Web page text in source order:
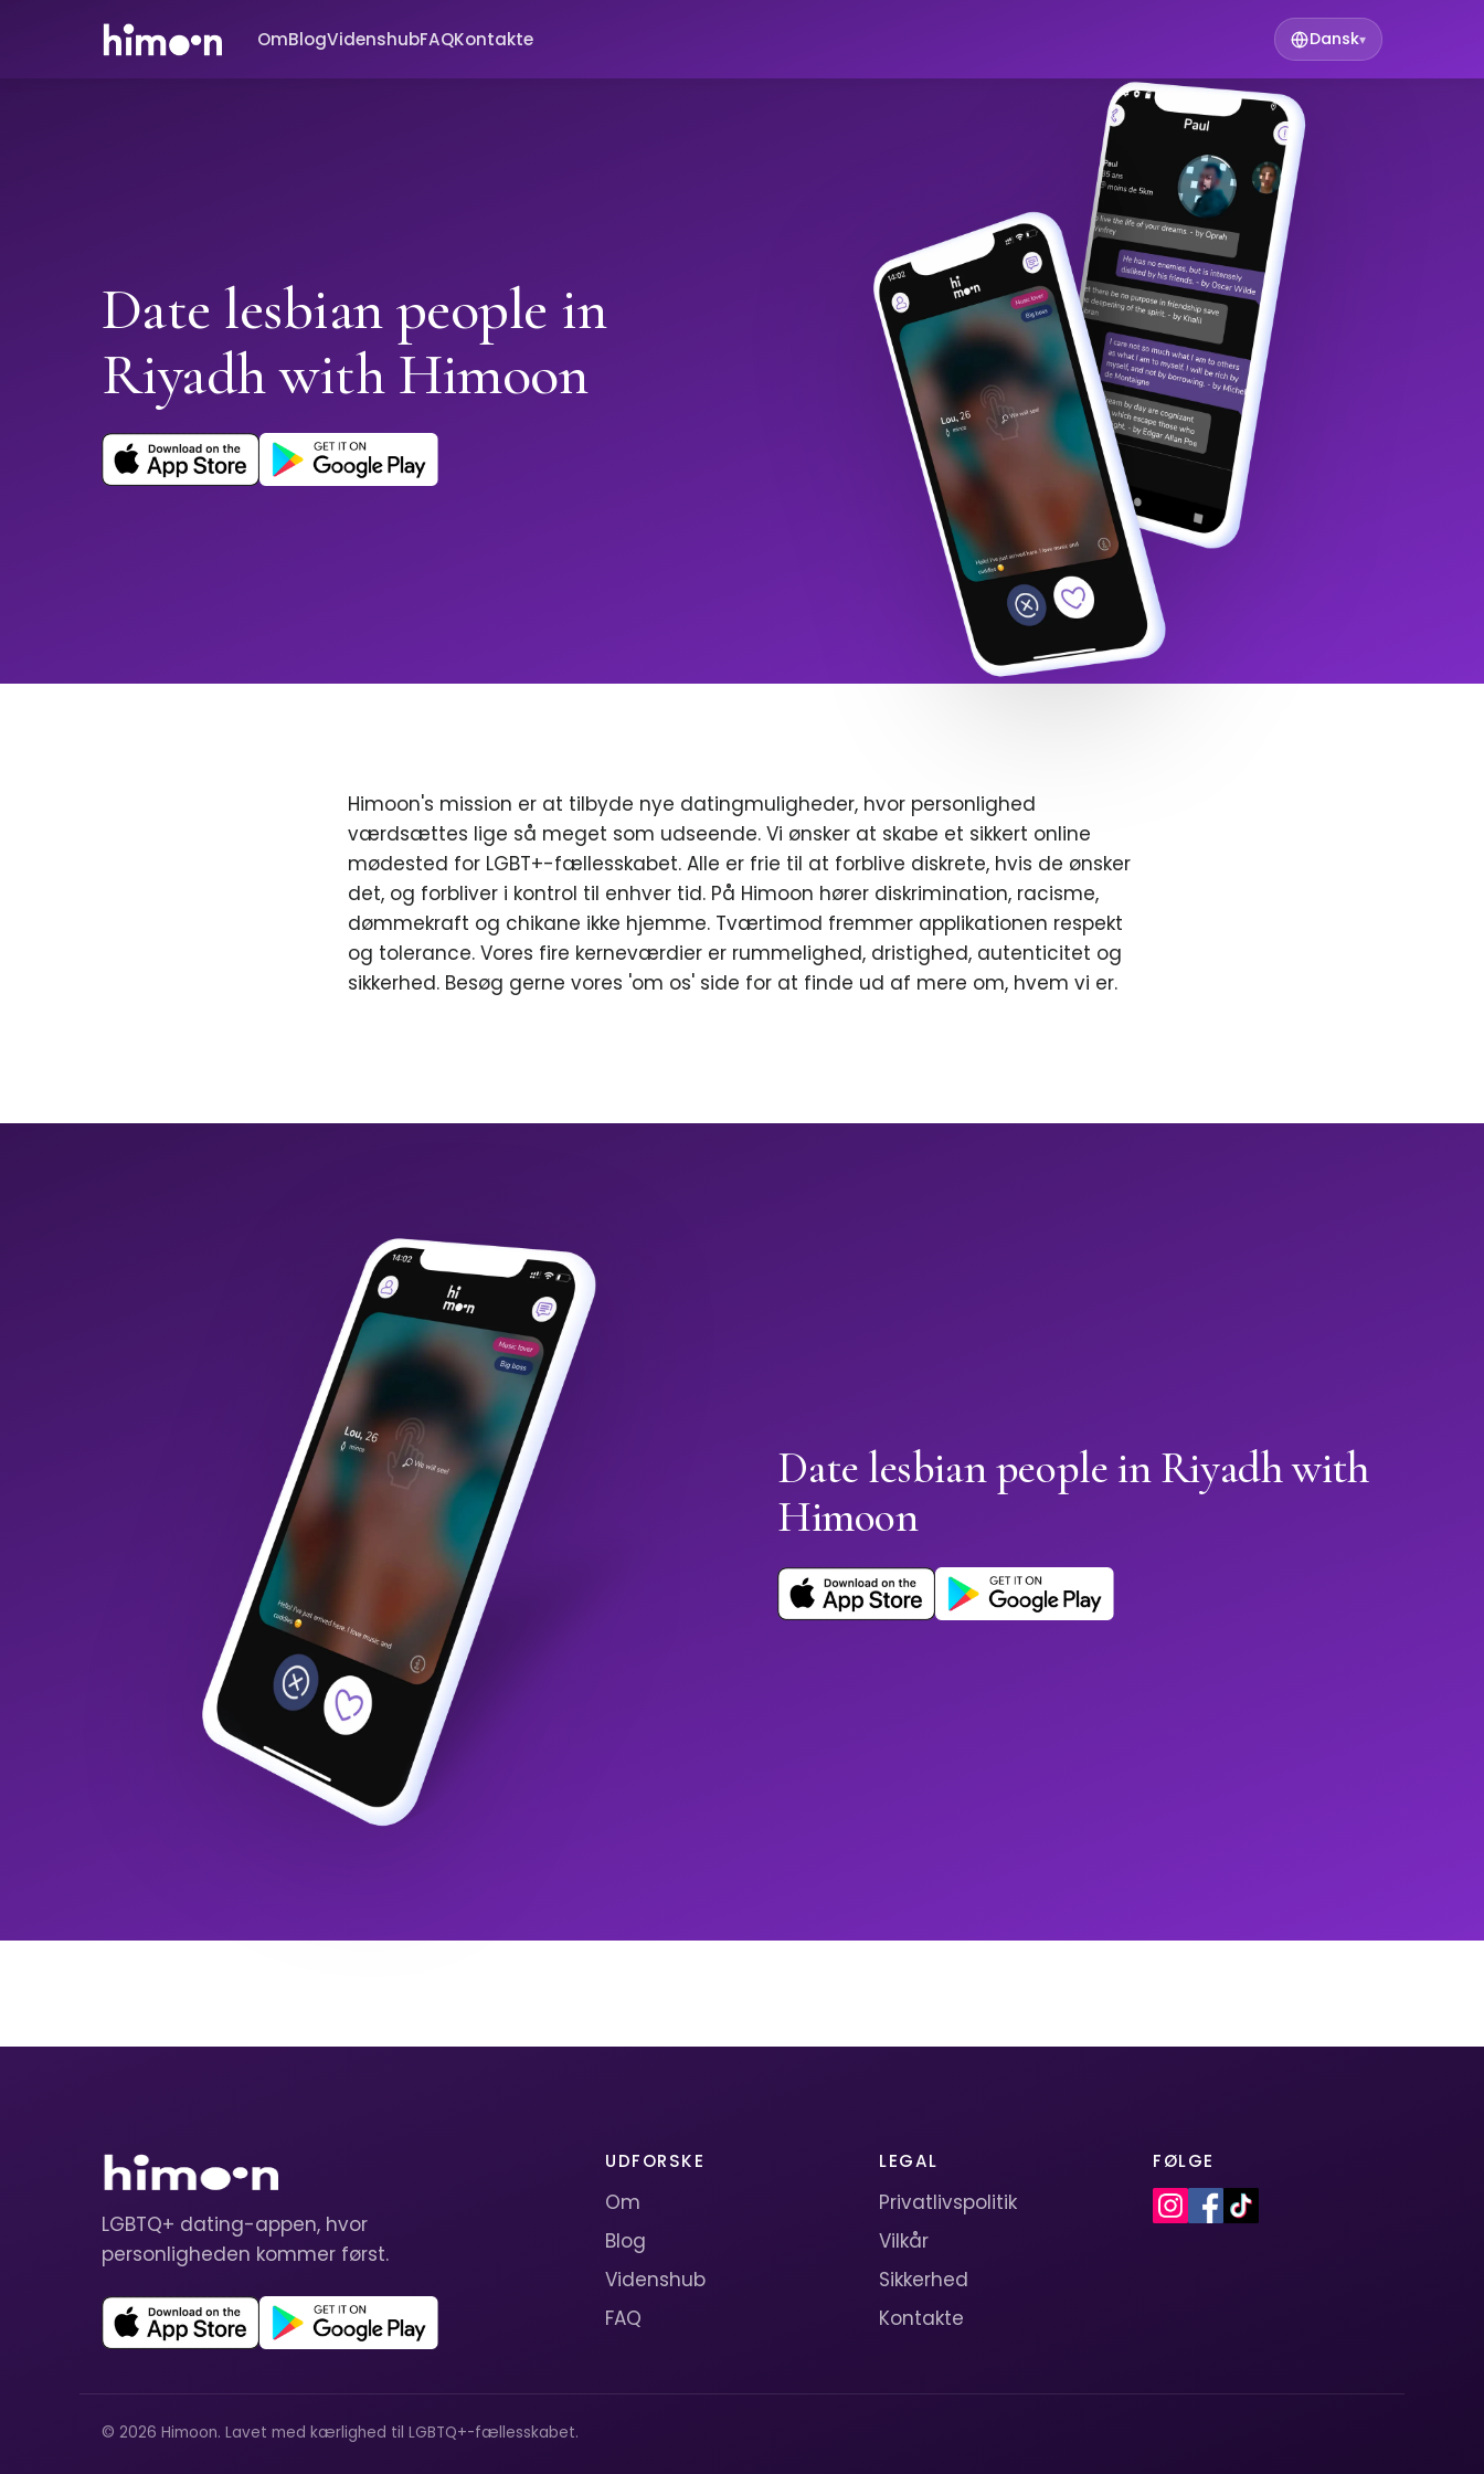
OmBlogVidenshubFAQKontakte Dansk▾
Date lesbian people in
Riyadh with Himoon
Himoon's mission er at tilbyde nye datingmuligheder, hvor personlighed
værdsættes lige så meget som udseende. Vi ønsker at skabe et sikkert online
mødested for LGBT+-fællesskabet. Alle er frie til at forblive diskrete, hvis de ønsker
det, og forbliver i kontrol til enhver tid. På Himoon hører diskrimination, racisme,
dømmekraft og chikane ikke hjemme. Tværtimod fremmer applikationen respekt
og tolerance. Vores fire kerneværdier er rummelighed, dristighed, autenticitet og
sikkerhed. Besøg gerne vores 'om os' side for at finde ud af mere om, hvem vi er.
Date lesbian people in Riyadh with
Himoon
LGBTQ+ dating-appen, hvor
personligheden kommer først.
UDFORSKE
Om
Blog
Videnshub
FAQ
LEGAL
Privatlivspolitik
Vilkår
Sikkerhed
Kontakte
FØLGE
© 2026 Himoon. Lavet med kærlighed til LGBTQ+-fællesskabet.